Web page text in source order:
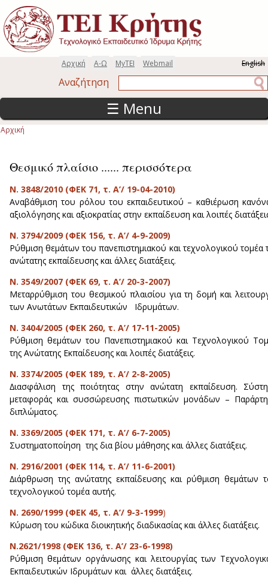
Παράκαμψη προς το κυρίως περιεχόμενο
English
Webmail
MyTEI
Α-Ω
Αρχική
Αναζήτηση
☰ Menu
Αρχική
Θεσμικό πλαίσιο ...... περισσότερα
Ν. 3848/2010 (ΦΕΚ 71, τ. Α’/ 19-04-2010)
Αναβάθμιση του ρόλου του εκπαιδευτικού – καθιέρωση
αξιολόγησης και αξιοκρατίας στην εκπαίδευση και λοιπές
N. 3794/2009 (ΦΕΚ 156, τ. Α’/ 4-9-2009)
Ρύθμιση θεµάτων του πανεπιστημιακού και τεχνολογικού τοµέα
ανώτατης εκπαίδευσης και άλλες διατάξεις.
N. 3549/2007 (ΦΕΚ 69, τ. Α’/ 20-3-2007)
Μεταρρύθμιση του θεσµικού πλαισίου για τη δοµή και
των Ανωτάτων Εκπαιδευτικών Ιδρυµάτων.
N. 3404/2005 (ΦΕΚ 260, τ. Α’/ 17-11-2005)
Ρύθµιση θεµάτων του Πανεπιστηµιακού και Τεχνολογικού
της Ανώτατης Εκπαίδευσης και λοιπές διατάξεις.
N. 3374/2005 (ΦΕΚ 189, τ. Α’/ 2-8-2005)
∆ιασφάλιση της ποιότητας στην ανώτατη εκπαίδευση.
µεταφοράς και συσσώρευσης πιστωτικών µονάδων –
διπλώµατος.
Ν. 3369/2005 (ΦΕΚ 171, τ. Α’/ 6-7-2005)
Συστηµατοποίηση της δια βίου µάθησης και άλλες διατάξεις.
Ν. 2916/2001 (ΦΕΚ 114, τ. Α’/ 11-6-2001)
∆ιάρθρωση της ανώτατης εκπαίδευσης και ρύθµιση θεµάτων
τεχνολογικού τοµέα αυτής.
N. 2690/1999 (ΦΕΚ 45, τ. Α’/ 9-3-1999)
Κύρωση του κώδικα διοικητικής διαδικασίας και άλλες διατάξεις.
N.2621/1998 (ΦΕΚ 136, τ. Α’/ 23-6-1998)
Ρύθµιση θεµάτων οργάνωσης και λειτουργίας των
Εκπαιδευτικών Ιδρυµάτων και άλλες διατάξεις.